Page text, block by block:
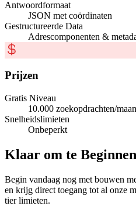
Antwoordformaat
JSON met coördinaten
Gestructureerde Data
Adrescomponenten &
Prijzen
Gratis Niveau
10.000 zoekopdrachten/
Snelheidslimieten
Onbeperkt
Klaar om te
Begin vandaag nog met bouwen
en krijg direct toegang tot al onze
tier limieten.